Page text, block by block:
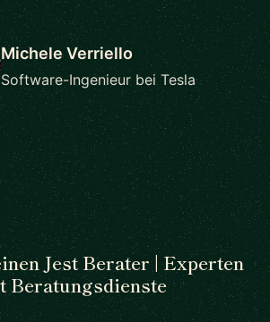
Michele Verriello
Software-Ingenieur bei Tesla
Jest Berater | Experten
Beratungsdienste